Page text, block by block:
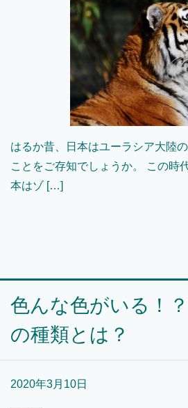
はるか昔、日本はユーラシア大陸
ことをご存知でしょうか。 この時
本はゾ […]
色んな色がいる！
の種類とは？
2020年3月10日